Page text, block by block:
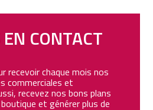
CONTACT
recevoir chaque mois nos
commerciales et
recevez nos bons plans
et générer plus de